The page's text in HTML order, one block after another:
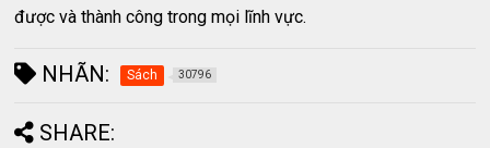
được và thành công trong mọi lĩnh vực.
NHÃN: Sách 30796
SHARE: